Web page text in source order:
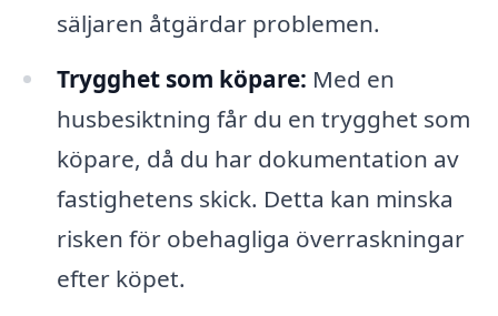
säljaren åtgärdar problemen.
Trygghet som köpare: Med en
husbesiktning får du en trygghet som
köpare, då du har dokumentation av
fastighetens skick. Detta kan minska
risken för obehagliga överraskningar
efter köpet.